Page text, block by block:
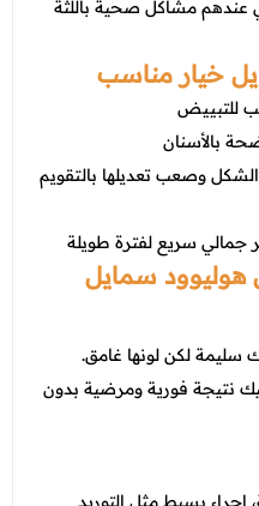
عندهم مشاكل صحية باللثة
خيار مناسب
للتبييض
بالأسنان
وصعب تعديلها بالتقويم
جمالي سريع لفترة طويلة
سمايل
سليمة لكن لونها غامق.
نتيجة فورية ومرضية بدون
بسيط مثل التوريد